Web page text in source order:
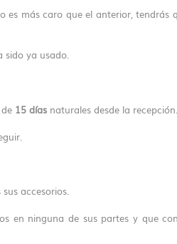
es más caro que el anterior, tendrás
sido ya usado.
15 días naturales desde la recepción.
accesorios.
en ninguna de sus partes y que